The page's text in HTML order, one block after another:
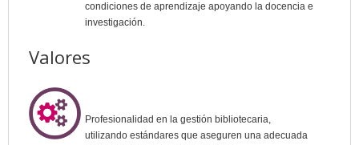
condiciones de aprendizaje apoyando la docencia e
investigación.
Valores
Profesionalidad en la gestión bibliotecaria,
utilizando estándares que aseguren una adecuada